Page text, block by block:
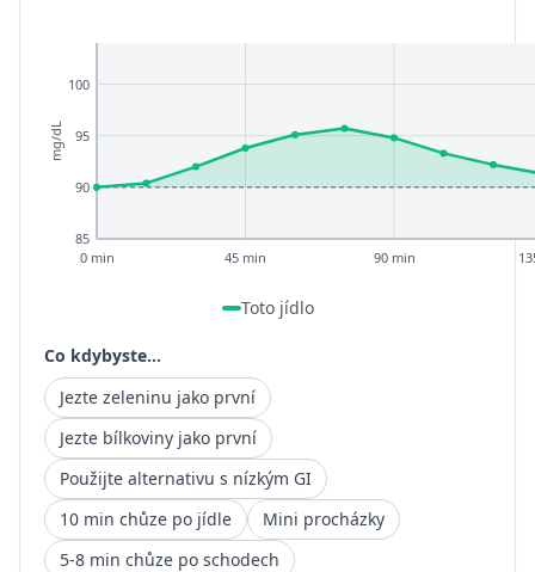
85
90
95
100
0 min 45 min 90 min
mg/dL
Toto jídlo
Co kdybyste...
Jezte zeleninu jako první
Jezte bílkoviny jako první
Použijte alternativu s nízkým GI
10 min chůze po jídle
Mini procházky
5-8 min chůze po schodech